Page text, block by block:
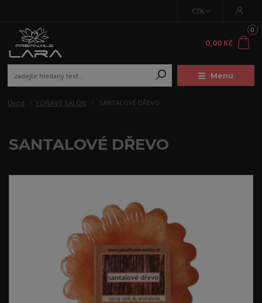
Menu
CZK
0
0,00 Kč
Úvod VOŇAVÝ SALÓN SANTALOVÉ DŘEVO
SANTALOVÉ DŘEVO